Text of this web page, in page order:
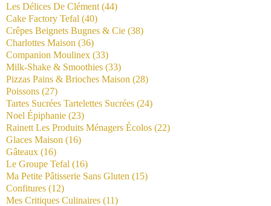
Les Délices De Clément (44)
Cake Factory Tefal (40)
Crêpes Beignets Bugnes & Cie (38)
Charlottes Maison (36)
Companion Moulinex (33)
Milk-Shake & Smoothies (33)
Pizzas Pains & Brioches Maison (28)
Poissons (27)
Tartes Sucrées Tartelettes Sucrées (24)
Noel Épiphanie (23)
Rainett Les Produits Ménagers Écolos (22)
Glaces Maison (16)
Gâteaux (16)
Le Groupe Tefal (16)
Ma Petite Pâtisserie Sans Gluten (15)
Confitures (12)
Mes Critiques Culinaires (11)